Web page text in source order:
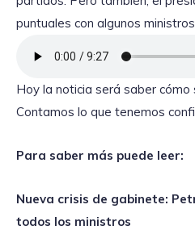
puntuales con algunos ministros.
Hoy la noticia será saber cómo
Contamos lo que tenemos
Para saber más puede leer:
Nueva crisis de gabinete:
todos los ministros